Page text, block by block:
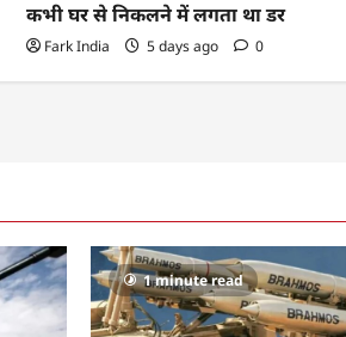
कभी घर से निकलने में लगता था डर
Fark India 5 days ago 0
1 minute read